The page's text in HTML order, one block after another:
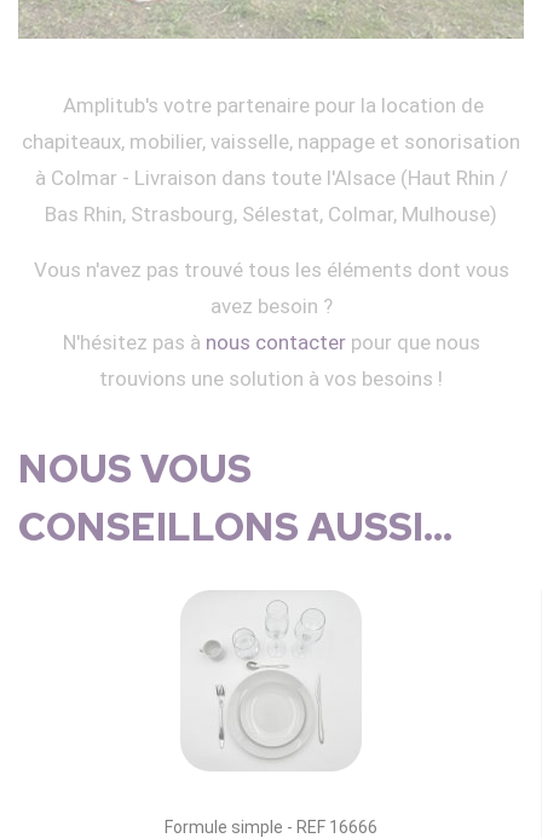
Amplitub's votre partenaire pour la location de
chapiteaux, mobilier, vaisselle, nappage et sonorisation
à Colmar - Livraison dans toute l'Alsace (Haut Rhin /
Bas Rhin, Strasbourg, Sélestat, Colmar, Mulhouse)
Vous n'avez pas trouvé tous les éléments dont vous
avez besoin ?
N'hésitez pas à nous contacterpour que nous
trouvions une solution à vos besoins !
NOUS VOUS
CONSEILLONS AUSSI...
Formule simple - REF 16666